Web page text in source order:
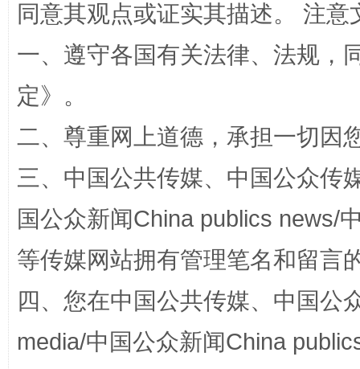
国家大学科技园优化重塑工作
同意其观点或证实其描述。 注
一、遵守各国有关法律、法规，
定》。
二、尊重网上道德，承担一切因
三、中国公共传媒、中国公众传
国公众新闻China publics news/
等传媒网站拥有管理笔名和留言
四、您在中国公共传媒、中国公
media/中国公众新闻China